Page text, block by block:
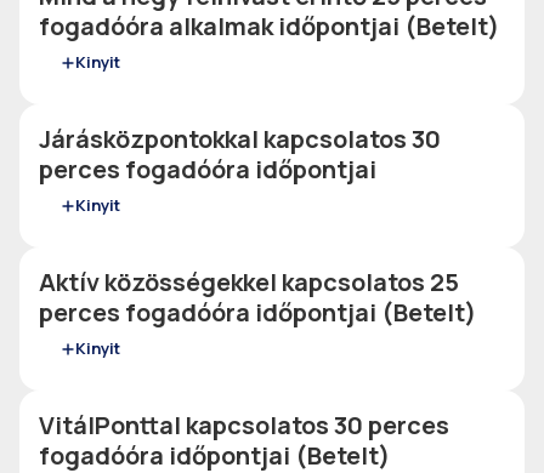
fogadóóra alkalmak időpontjai (Betelt)
Kinyit
Járásközpontokkal kapcsolatos 30
perces fogadóóra időpontjai
Kinyit
Aktív közösségekkel kapcsolatos 25
perces fogadóóra időpontjai (Betelt)
Kinyit
VitálPonttal kapcsolatos 30 perces
fogadóóra időpontjai (Betelt)